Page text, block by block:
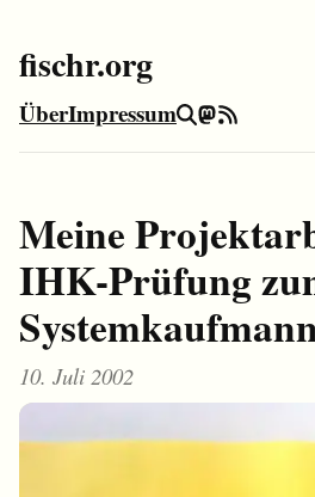
fischr.org
ÜberImpressumSuche
Mastodon
RSS-Feed
Meine
IHK-Prüfung
10. Juli 2002